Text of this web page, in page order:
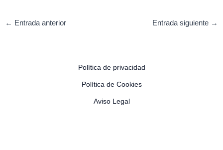
← Entrada anterior Entrada siguiente →
Política de privacidad
Política de Cookies
Aviso Legal